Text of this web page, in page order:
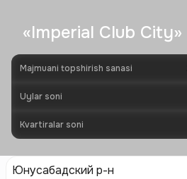
«Imperial Club City»
Majmuani topshirish sanasi
Uylar soni
Kvartiralar soni
Юнусабадский р-н